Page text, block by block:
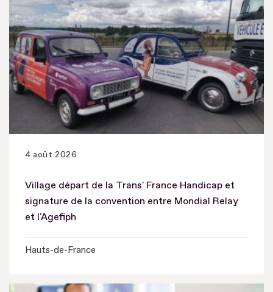
4 août 2026
Village départ de la Trans' France Handicap et
signature de la convention entre Mondial Relay
et l'Agefiph
Hauts-de-France